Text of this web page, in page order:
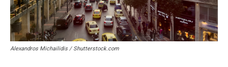
Alexandros Michailidis / Shutterstock.com